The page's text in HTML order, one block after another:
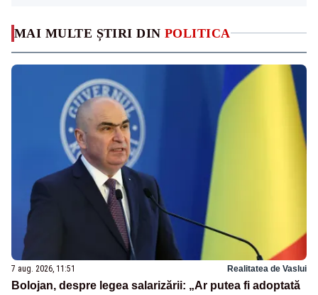
MAI MULTE ȘTIRI DIN POLITICA
7 aug. 2026, 11:51 Realitatea de Vaslui
Bolojan, despre legea salarizării: „Ar putea fi adoptată